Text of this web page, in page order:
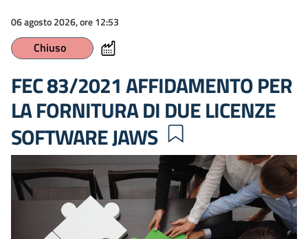
06 agosto 2026, ore 12:53
Chiuso
FEC 83/2021 AFFIDAMENTO PER
LA FORNITURA DI DUE LICENZE
SOFTWARE JAWS